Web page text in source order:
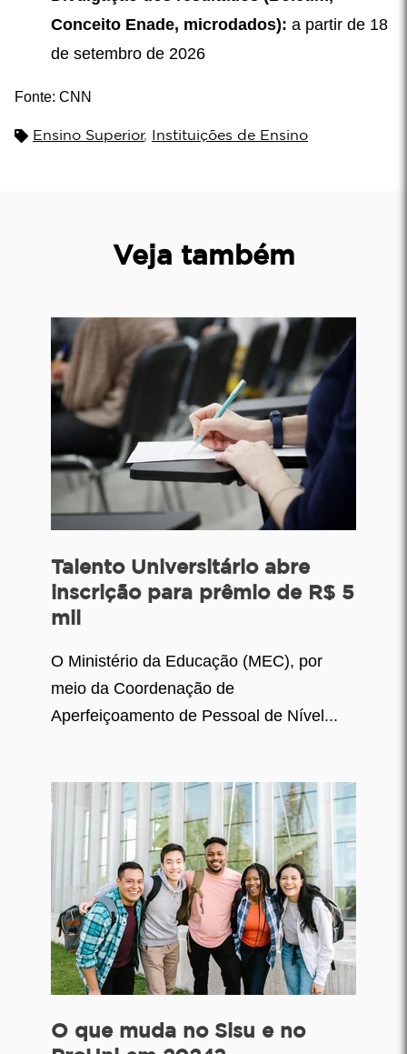
Conceito Enade, microdados): a partir de 18
de setembro de 2026
Fonte: CNN
Ensino Superior, Instituições de Ensino
Veja também
Talento Universitário abre
inscrição para prêmio de R$ 5
mil
O Ministério da Educação (MEC), por
meio da Coordenação de
Aperfeiçoamento de Pessoal de Nível...
O que muda no Sisu e no